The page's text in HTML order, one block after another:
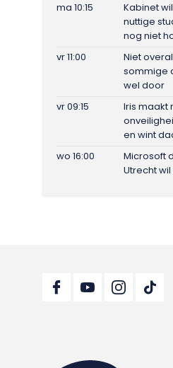
ma 10:15
Kabinet
nuttige
nog niet
vr 11:00
Niet
sommige
wel door
vr 09:15
Iris maakt
en wint
wo 16:00
Microsoft
Utrecht